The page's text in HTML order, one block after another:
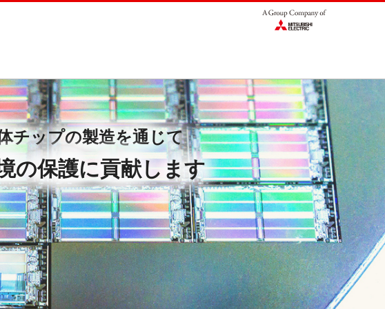
チップの製造を通じて
の保護に貢献します